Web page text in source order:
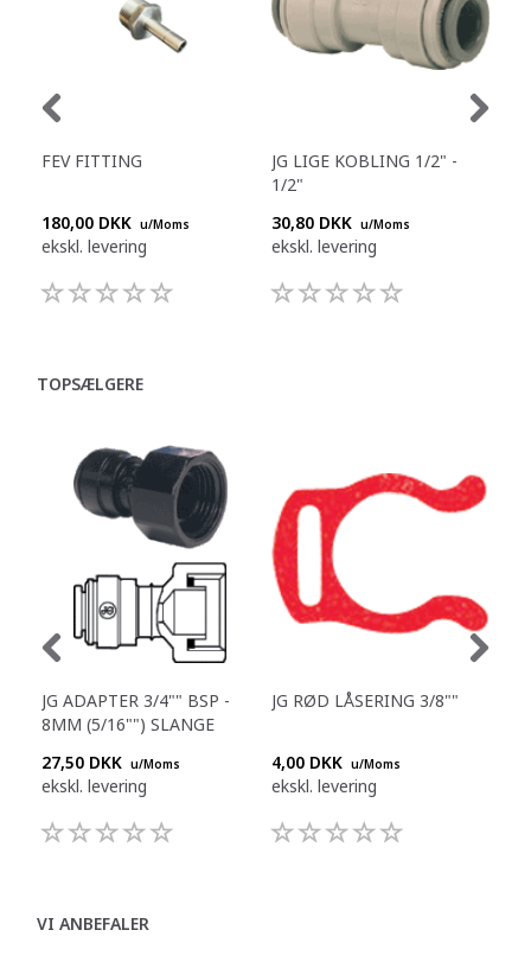
FEV FITTING
180,00 DKK u/Moms
ekskl. levering
JG LIGE KOBLING 1/2" -
1/2"
30,80 DKK u/Moms
ekskl. levering
TOPSÆLGERE
JG ADAPTER 3/4"" BSP -
8MM (5/16"") SLANGE
27,50 DKK u/Moms
ekskl. levering
JG RØD LÅSERING 3/8""
4,00 DKK u/Moms
ekskl. levering
VI ANBEFALER